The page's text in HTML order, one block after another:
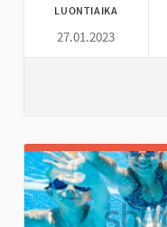
LUONTIAIKA
27.01.2023